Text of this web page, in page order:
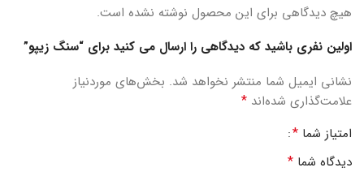
هیچ دیدگاهی برای این محصول نوشته نشده است.
اولین نفری باشید که دیدگاهی را ارسال می کنید برای “سنگ زیپو”
نشانی ایمیل شما منتشر نخواهد شد. بخش‌های موردنیاز
علامت‌گذاری شده‌اند *
امتیاز شما *
دیدگاه شما *